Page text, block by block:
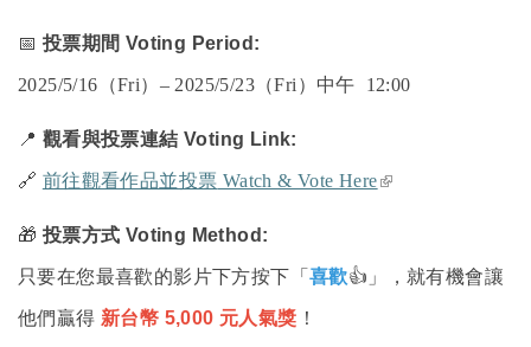
📅 投票期間 Voting Period:
2025/5/16 （Fri） – 2025/5/23 （Fri ）中午 12:00
📍 觀看與投票連結 Voting Link:
🔗 前往觀看作品並投票 Watch & Vote Here
🎁 投票方式 Voting Method:
只要在您最喜歡的影片下方按下「 喜歡👍 」，就有機會讓
他們贏得 新台幣 5,000 元人氣獎 ！